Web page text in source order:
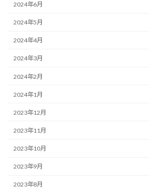
2024年6月
2024年5月
2024年4月
2024年3月
2024年2月
2024年1月
2023年12月
2023年11月
2023年10月
2023年9月
2023年8月